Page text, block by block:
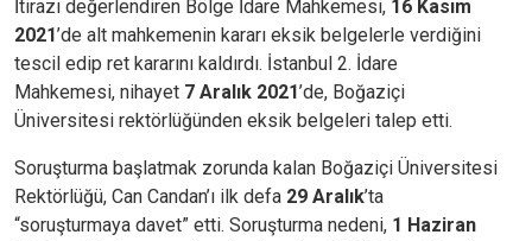
İtirazı değerlendiren Bölge İdare Mahkemesi, 16 Kasım
2021’de alt mahkemenin kararı eksik belgelerle verdiğini
tescil edip ret kararını kaldırdı. İstanbul 2. İdare
Mahkemesi, nihayet 7 Aralık 2021’de, Boğaziçi
Üniversitesi rektörlüğünden eksik belgeleri talep etti.
Soruşturma başlatmak zorunda kalan Boğaziçi Üniversitesi
Rektörlüğü, Can Candan’ı ilk defa 29 Aralık’ta
“soruşturmaya davet” etti. Soruşturma nedeni, 1 Haziran